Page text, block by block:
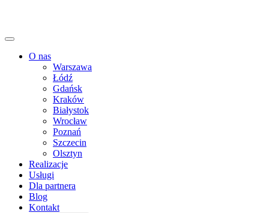
O nas
Warszawa
Łódź
Gdańsk
Kraków
Białystok
Wrocław
Poznań
Szczecin
Olsztyn
Realizacje
Usługi
Dla partnera
Blog
Kontakt